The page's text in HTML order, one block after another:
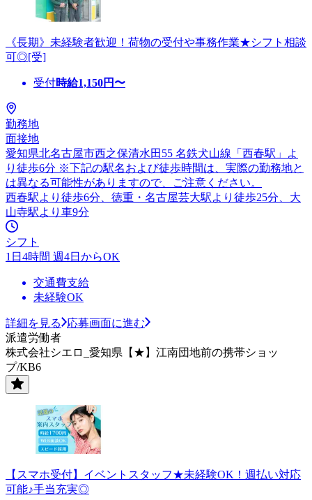
《長期》未経験者歓迎！荷物の受付や事務作業★シフト相談
可◎[受]
受付時給1,150円〜
勤務地
面接地
愛知県北名古屋市西之保清水田55 名鉄犬山線「西春駅」よ
り徒歩6分 ※下記の駅名および徒歩時間は、実際の勤務地と
は異なる可能性がありますので、ご注意ください。
西春駅より徒歩6分、徳重・名古屋芸大駅より徒歩25分、大
山寺駅より車9分
シフト
1日4時間 週4日からOK
交通費支給
未経験OK
詳細を見る
応募画面に進む
派遣労働者
株式会社シエロ_愛知県【★】江南団地前の携帯ショッ
プ/KB6
【スマホ受付】イベントスタッフ★未経験OK！週払い対応
可能♪手当充実◎